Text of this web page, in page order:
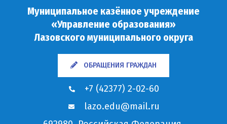
Муниципальное казённое учреждение
«Управление образования»
Лазовского муниципального округа
ОБРАЩЕНИЯ ГРАЖДАН
+7 (42377) 2-02-60
lazo.edu@mail.ru